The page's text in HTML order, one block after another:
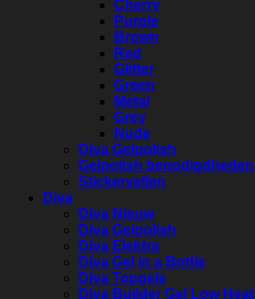
Cherry
Purple
Brown
Red
Glitter
Green
Metal
Grey
Nude
Diva Gelpolish
Gelpolish benodigdheden
Stickervellen
Diva
Diva Nieuw
Diva Gelpolish
Diva Elektra
Diva Gel in a Bottle
Diva Topgels
Diva Builder Gel Low Heat